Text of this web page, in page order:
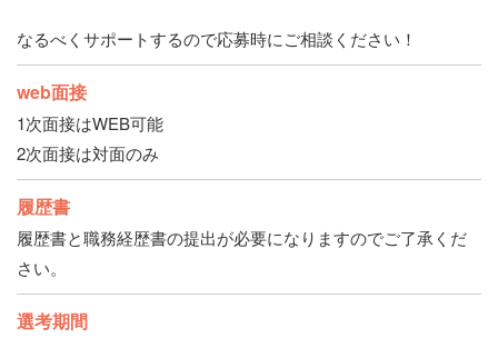
なるべくサポートするので応募時にご相談ください！
web面接
1次面接はWEB可能
2次面接は対面のみ
履歴書
履歴書と職務経歴書の提出が必要になりますのでご了承くだ
さい。
選考期間